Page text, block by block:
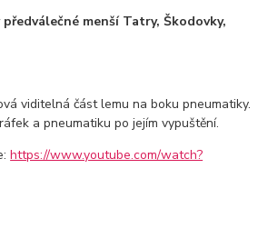
menší Tatry, Škodovky,
viditelná část lemu na boku pneumatiky.
a pneumatiku po jejím vypuštění.
https://www.youtube.com/watch?